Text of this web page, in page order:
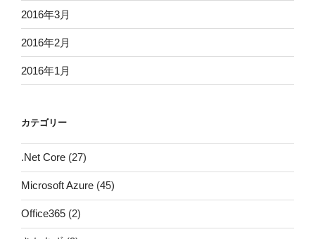
2016年3月
2016年2月
2016年1月
カテゴリー
.Net Core (27)
Microsoft Azure (45)
Office365 (2)